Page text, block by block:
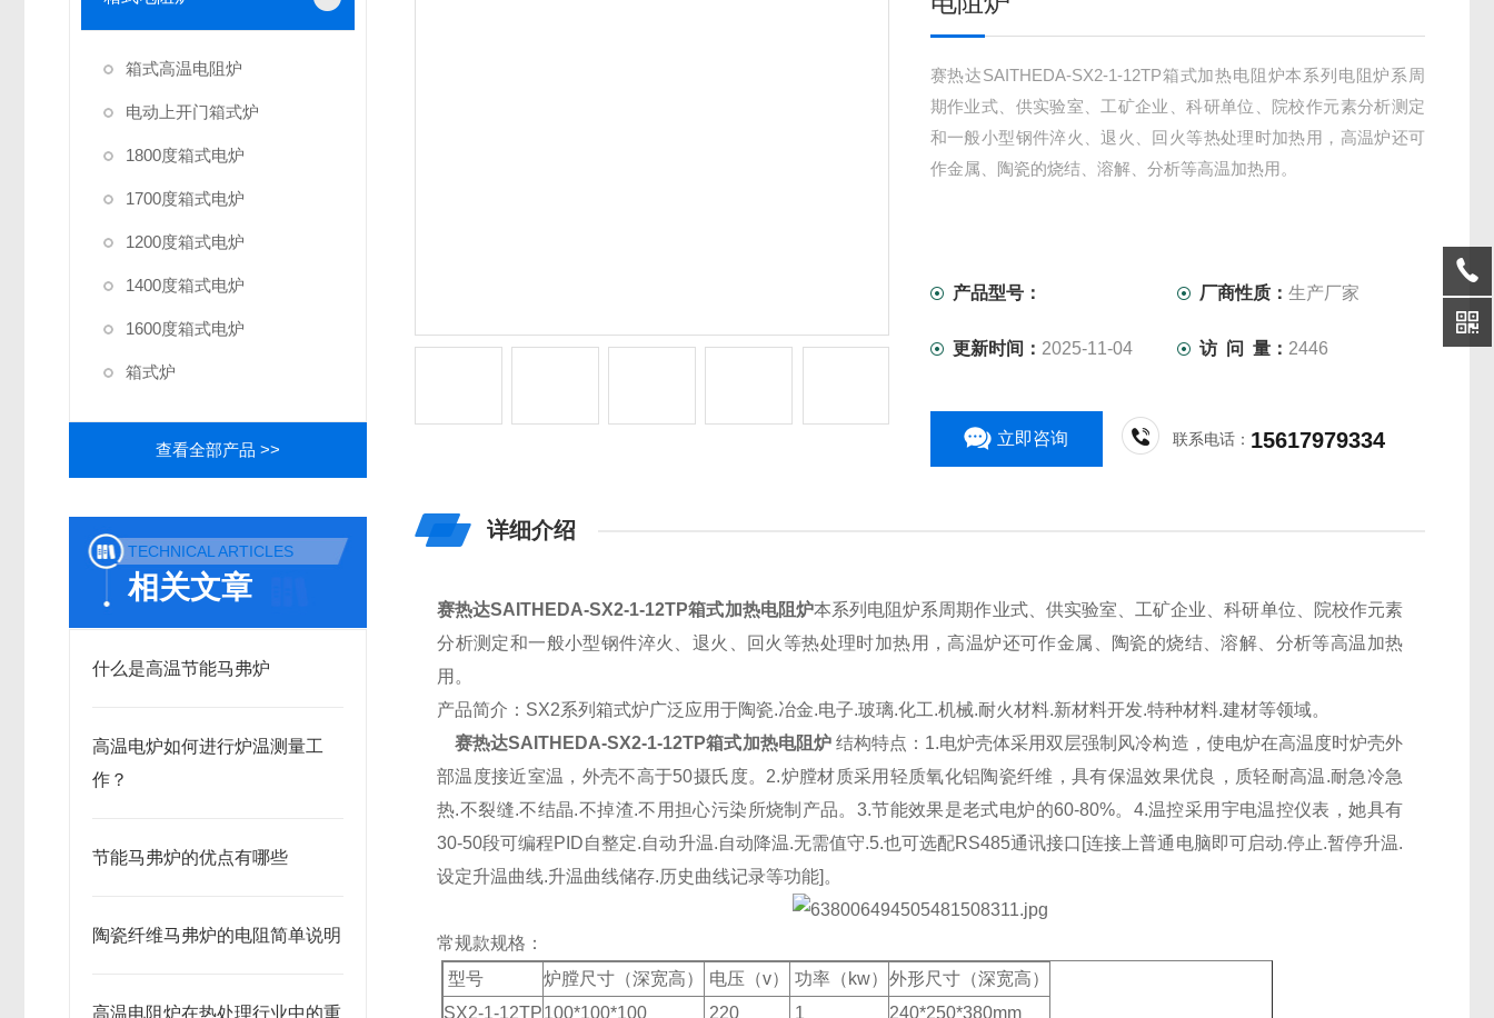
箱式高温电阻炉
电动上开门箱式炉
1800度箱式电炉
1700度箱式电炉
1200度箱式电炉
1400度箱式电炉
1600度箱式电炉
箱式炉
查看全部产品 >>
TECHNICAL ARTICLES
相关文章
什么是高温节能马弗炉
高温电炉如何进行炉温测量工
作？
节能马弗炉的优点有哪些
陶瓷纤维马弗炉的电阻简单说明
高温电阻炉在热处理行业中的重
赛热达SAITHEDA-SX2-1-12TP箱式加热电阻炉本系列电阻炉系周
期作业式、供实验室、工矿企业、科研单位、院校作元素分析测定
和一般小型钢件淬火、退火、回火等热处理时加热用，高温炉还可
作金属、陶瓷的烧结、溶解、分析等高温加热用。
产品型号： 厂商性质：生产厂家
更新时间： 2025-11-04 访 问 量： 2446
立即咨询 联系电话： 15617979334
详细介绍
赛热达SAITHEDA-SX2-1-12TP箱式加热电阻炉本系列电阻炉系周期作业式、供实验室、工矿企业、科研单位、院校作元素
分析测定和一般小型钢件淬火、退火、回火等热处理时加热用，高温炉还可作金属、陶瓷的烧结、溶解、分析等高温加热
用。
产品简介：SX2系列箱式炉广泛应用于陶瓷.冶金.电子.玻璃.化工.机械.耐火材料.新材料开发.特种材料.建材等领域。
赛热达SAITHEDA-SX2-1-12TP箱式加热电阻炉结构特点：1.电炉壳体采用双层强制风冷构造，使电炉在高温度时炉壳外
部温度接近室温，外壳不高于50摄氏度。2.炉膛材质采用轻质氧化铝陶瓷纤维，具有保温效果优良，质轻耐高温.耐急冷急
热.不裂缝.不结晶.不掉渣.不用担心污染所烧制产品。3.节能效果是老式电炉的60-80%。4.温控采用宇电温控仪表，她具有
30-50段可编程PID自整定.自动升温.自动降温.无需值守.5.也可选配RS485通讯接口[连接上普通电脑即可启动.停止.暂停升温.
设定升温曲线.升温曲线储存.历史曲线记录等功能]。
常规款规格：
型号
炉膛尺寸（深宽高） 电压（v） 功率（kw） 外形尺寸（深宽高）
SX2-1-12TP100*100*100 220 1
240*250*380mm